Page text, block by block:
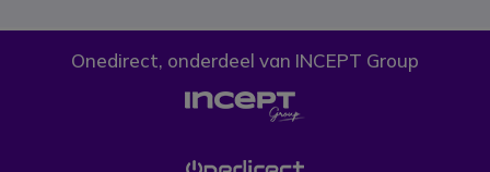
Onedirect, onderdeel van INCEPT Group